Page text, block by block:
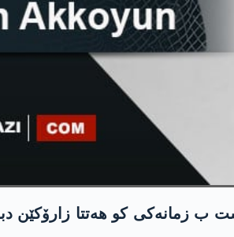
زمانەکی کو ھەتتا زارۆکێن